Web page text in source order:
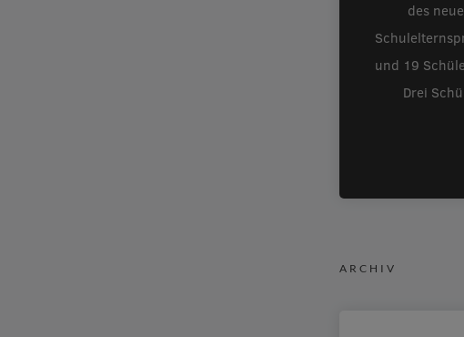
des
und 19
Drei
ARCHIV